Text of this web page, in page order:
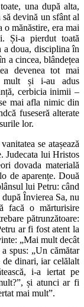
una după alta,
devină un sfânt al
o mănăstire, era mai
Și-a pierdut toată
a doua, disciplina în
a cincea, blândețea
devenea tot mai
mult și i-au adus
cerbicia inimii –
mai afla nimic din
fuseseră alterate
lor.
se atașează
Judecata lui Hristos
dovada materială
de aparențe. Două
lui Petru: când
Învierea Sa, nu
facă o mărturisire
pătrunzătoare:
ar fi fost atent la
„Mai mult decât
spus: „Un cămătar
dinari, iar celălalt
i-a iertat pe
și atunci ar fi
mai mult”.